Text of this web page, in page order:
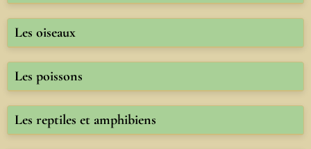
Les oiseaux
Les poissons
Les reptiles et amphibiens